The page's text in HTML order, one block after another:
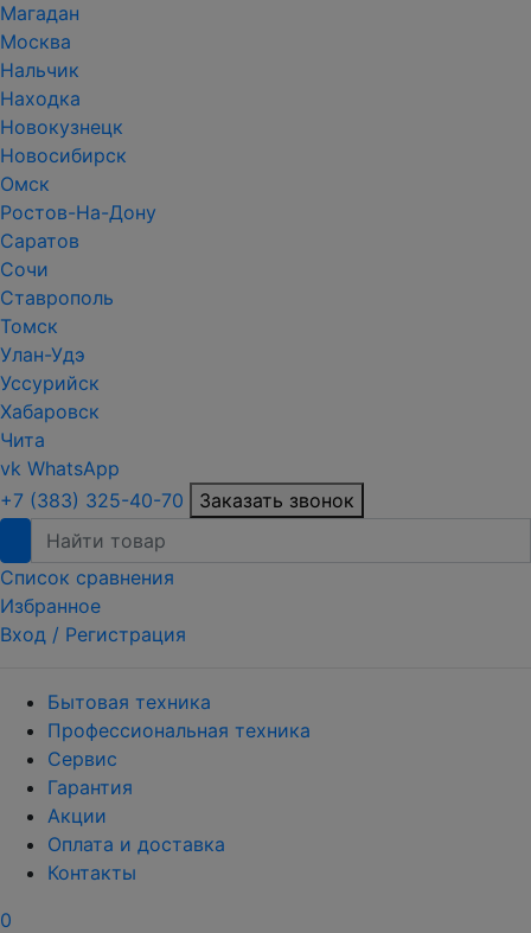
Магадан
Москва
Нальчик
Находка
Новокузнецк
Новосибирск
Омск
Ростов-На-Дону
Саратов
Сочи
Ставрополь
Томск
Улан-Удэ
Уссурийск
Хабаровск
Чита
vk WhatsApp
+7 (383) 325-40-70
Заказать звонок
Список сравнения
Избранное
Вход / Регистрация
Бытовая техника
Профессиональная техника
Сервис
Гарантия
Акции
Оплата и доставка
Контакты
0